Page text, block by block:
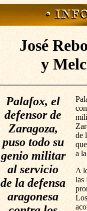
José
y
Palafox, el
defensor de
Zaragoza,
puso todo su
genio militar
al servicio
de la defensa
aragonesa
de
a
A
las